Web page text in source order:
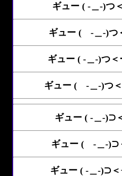
ギュー ( -＿-)つ
ギュー ( -＿-)つ
ギュー ( -＿-)つ
ギュー ( -＿-)つ
ギュー ( -＿-)⊃
ギュー ( -＿-)⊃
ギュー ( -＿-)⊃＜